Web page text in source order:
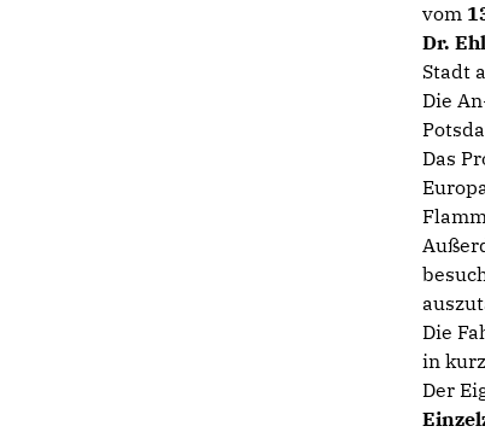
vom
Dr.
Stadt
Die
Das
Die
in
Der